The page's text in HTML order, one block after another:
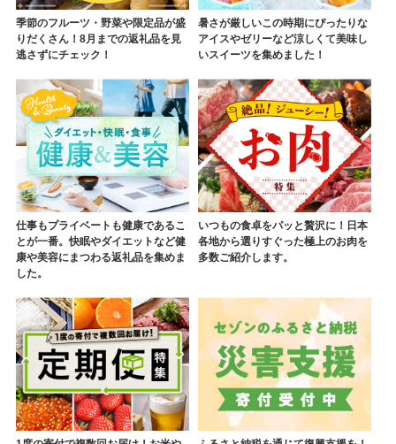
季節のフルーツ・野菜や限定品が盛
りだくさん！8月までの返礼品を見
逃さずにチェック！
暑さが厳しいこの時期にぴったりな
アイスやゼリーなど涼しくて美味し
いスイーツを集めました！
仕事もプライベートも健康であるこ
とが一番。快眠やダイエットなど健
康や美容にまつわる返礼品を集めま
した。
いつもの食卓をパッと贅沢に！日本
各地から選りすぐった極上のお肉を
多数ご紹介します。